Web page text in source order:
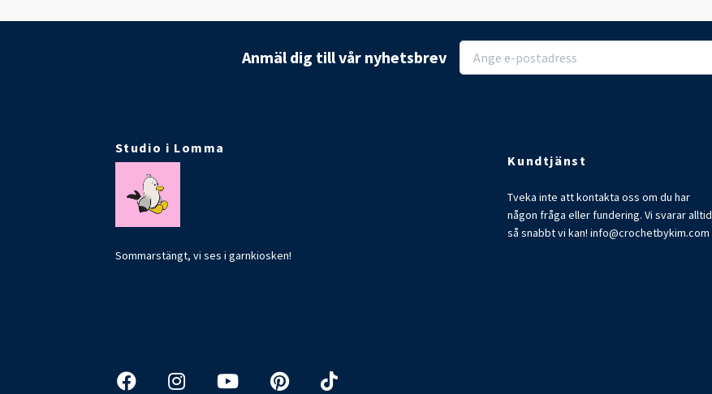
Anmäl dig till vår nyhetsbrev
Studio i Lomma
Sommarstängt, vi ses i garnkiosken!
Kundtjänst
Tveka inte att kontakta oss om du har
någon fråga eller fundering. Vi svarar alltid
så snabbt vi kan!info@crochetbykim.com